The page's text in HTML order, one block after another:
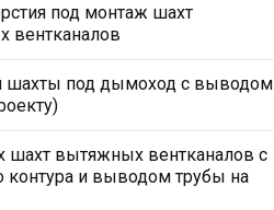
под монтаж шахт
вентканалов
шахты под дымоход с выводом
шахт вытяжных вентканалов с
контура и выводом трубы на